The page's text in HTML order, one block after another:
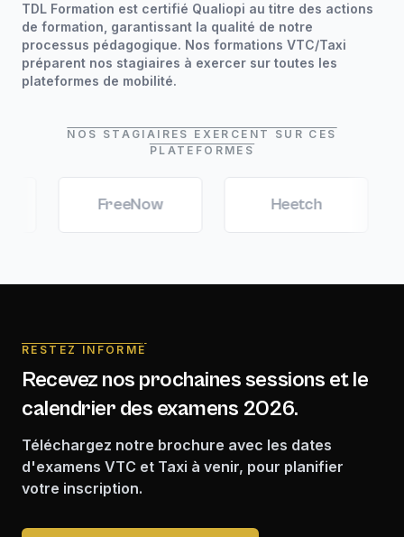
TDL Formation est certifié Qualiopi au titre des actions
de formation, garantissant la qualité de notre
processus pédagogique. Nos formations VTC/Taxi
préparent nos stagiaires à exercer sur toutes les
plateformes de mobilité.
NOS STAGIAIRES EXERCENT SUR CES
PLATEFORMES
RESTEZ INFORMÉ
Recevez nos prochaines sessions et le
calendrier des examens 2026.
Téléchargez notre brochure avec les dates
d'examens VTC et Taxi à venir, pour planifier
votre inscription.